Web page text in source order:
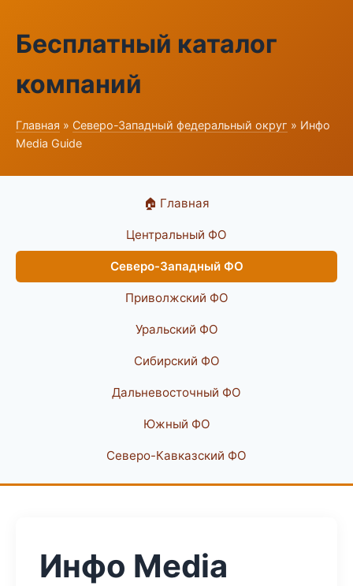
Бесплатный каталог
компаний
Главная » Северо-Западный федеральный округ » Инфо
Media Guide
🏠 Главная
Центральный ФО
Северо-Западный ФО
Приволжский ФО
Уральский ФО
Сибирский ФО
Дальневосточный ФО
Южный ФО
Северо-Кавказский ФО
Инфо Media